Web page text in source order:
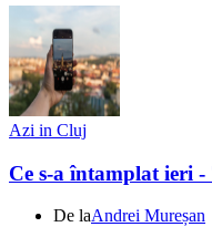
Azi in Cluj
Ce s-a întamplat ieri
De laAndrei Mureșan